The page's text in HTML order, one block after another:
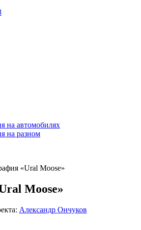
на автомобилях
на разном
«Ural Moose»
Moose»
Александр Ончуков